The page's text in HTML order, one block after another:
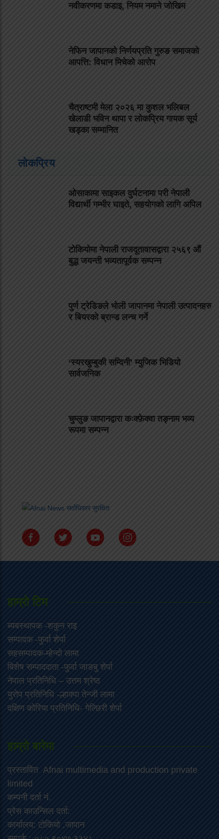
नवीकरणमा कडाइ, नियम नमाने जोखिम
नेफिन जापानको निर्णयप्रति गुरुङ समाजको
आपत्ति: विधान मिचेको आरोप
चैत्राष्टमी मेला २०२६ मा कुशल भलिबल
खेलाडी भविन थापा र लोकप्रिय गायक सूर्य
खड्का सम्मानित
लोकप्रिय
ओसाकामा साइकल दुर्घटनामा परी नेपाली
विद्यार्थी गम्भीर घाइते, सहयोगको लागि अपिल
टोकियोमा नेपाली राजदूतावासद्वारा २५६९ औं
बुद्ध जयन्ती भव्यतापूर्वक सम्पन्न
पुर्ण ट्रेडिङले भोली जापानमा नेपाली उत्पादनहरु
र बियरको ब्रान्ड लन्च गर्ने
‘स्यरखुम्बुकी सम्दिनी’ म्युजिक भिडियो
सार्वजनिक
चुम्लुङ जापानद्वारा कःक्फ़ेक्वा तङ्नाम भव्य
रूपमा सम्पन्न
हाम्राे टिम
ब्यबस्थापक -शकुन राइ
सम्पादक -फुर्वा शेर्पा
सहसम्पादक-म्हेन्दो लामा
‍बिशेष सम्पाददाता -फुर्वा जा‌ङबु शेर्पा
नेपाल प्रतिनिधि – उत्तम श्रेष्ठ
युरोप प्रतिनिधि -ल्हाक्पा तेन्जी लामा
दक्षिण कोरिया प्रतिनिधि- गेल्छिरी शेर्पा
हाम्रो बारेमा
प्रस्तावित Afnai multimedia and production private
limited
कम्पनी दर्ता नं.
प्रेस काउन्सिल दर्ता:
कार्यालय: टोकियो ,जापान